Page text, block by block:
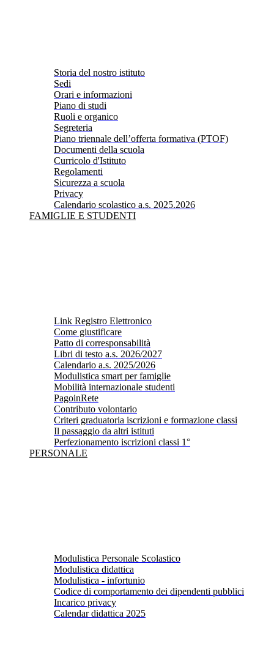
Storia del nostro istituto
Sedi
Orari e informazioni
Piano di studi
Ruoli e organico
Segreteria
Piano triennale dell’offerta formativa (PTOF)
Documenti della scuola
Curricolo d'Istituto
Regolamenti
Sicurezza a scuola
Privacy
Calendario scolastico a.s. 2025.2026
FAMIGLIE E STUDENTI
Link Registro Elettronico
Come giustificare
Patto di corresponsabilità
Libri di testo a.s. 2026/2027
Calendario a.s. 2025/2026
Modulistica smart per famiglie
Mobilità internazionale studenti
PagoinRete
Contributo volontario
Criteri graduatoria iscrizioni e formazione classi
Il passaggio da altri istituti
Perfezionamento iscrizioni classi 1°
PERSONALE
Modulistica Personale Scolastico
Modulistica didattica
Modulistica - infortunio
Codice di comportamento dei dipendenti pubblici
Incarico privacy
Calendar didattica 2025